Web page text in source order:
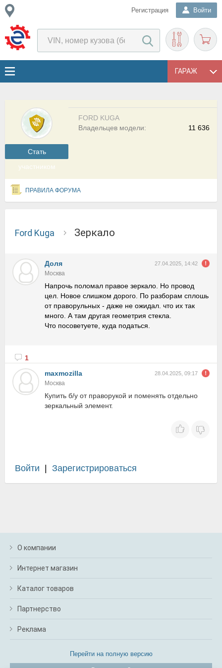
Регистрация Войти
ГАРАЖ
Cтать
участником
FORD KUGA
11 636
Владельцев модели:
ПРАВИЛА ФОРУМА
Ford Kuga зеркало
Доля 27.04.2025, 14:42
Москва
Напрочь поломал правое зеркало. Но провод
цел. Новое слишком дорого. По разборам сплошь
от праворульных - даже не ожидал. что их так
много. А там другая геометрия стекла.
Что посоветуете, куда податься.
1
maxmozilla
28.04.2025, 09:17
Москва
Купить б/у от праворукой и поменять отдельно
зеркальный элемент.
Войти Зарегистрироваться
О компании
Интернет магазин
Каталог товаров
Партнерство
Реклама
Перейти на полную версию